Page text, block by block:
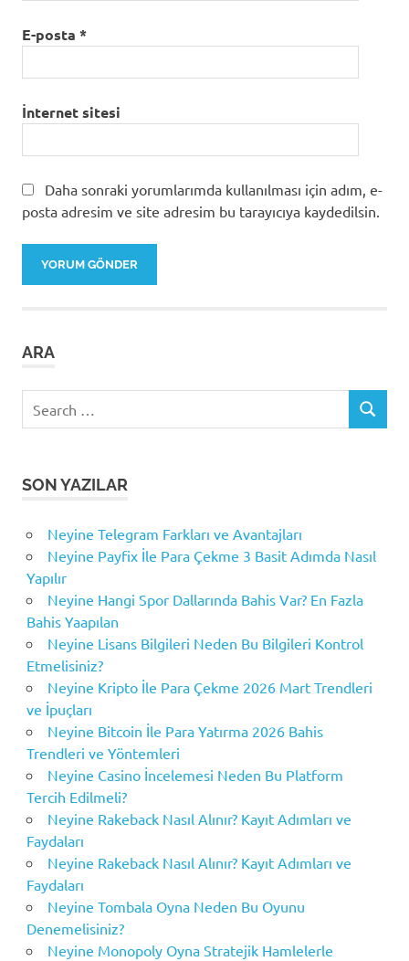
E-posta *
İnternet sitesi
Daha sonraki yorumlarımda kullanılması için adım, e-
posta adresim ve site adresim bu tarayıcıya kaydedilsin.
ARA
for:
SEARCH
SON YAZILAR
Neyine Telegram Farkları ve Avantajları
Neyine Payfix İle Para Çekme 3 Basit Adımda Nasıl
Yapılır
Neyine Hangi Spor Dallarında Bahis Var? En Fazla
Bahis Yaapılan
Neyine Lisans Bilgileri Neden Bu Bilgileri Kontrol
Etmelisiniz?
Neyine Kripto İle Para Çekme 2026 Mart Trendleri
ve İpuçları
Neyine Bitcoin İle Para Yatırma 2026 Bahis
Trendleri ve Yöntemleri
Neyine Casino İncelemesi Neden Bu Platform
Tercih Edilmeli?
Neyine Rakeback Nasıl Alınır? Kayıt Adımları ve
Faydaları
Neyine Rakeback Nasıl Alınır? Kayıt Adımları ve
Faydaları
Neyine Tombala Oyna Neden Bu Oyunu
Denemelisiniz?
Neyine Monopoly Oyna Stratejik Hamlelerle